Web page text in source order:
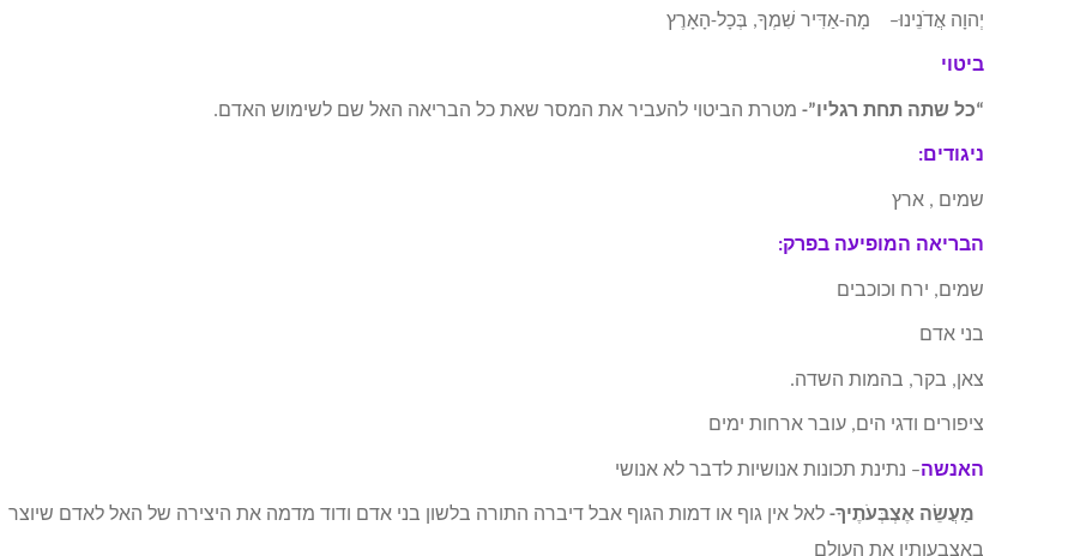
יְהוָה אֲדֹנֵינוּ– מָה-אַדִּיר שִׁמְךָ, בְּכָל-הָאָרֶץ
ביטוי
“כל שתה תחת רגליו”- מטרת הביטוי להעביר את המסר שאת כל הבריאה האל שם לשימוש האדם.
ניגודים:
שמים , ארץ
הבריאה המופיעה בפרק:
שמים, ירח וכוכבים
בני אדם
צאן, בקר, בהמות השדה.
ציפורים ודגי הים, עובר ארחות ימים
האנשה– נתינת תכונות אנושיות לדבר לא אנושי
מַעֲשֵׂה אֶצְבְּעֹתֶיךָ- לאל אין גוף או דמות הגוף אבל דיברה התורה בלשון בני אדם ודוד מדמה את היצירה של האל לאדם שיוצר
באצבעותיו את העולם